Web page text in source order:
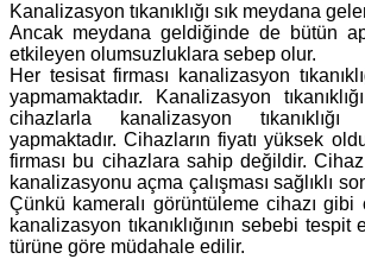
Kanalizasyon tıkanıklığı sık meydana
Ancak meydana geldiğinde de bütün
etkileyen olumsuzluklara sebep olur.
Her tesisat firması kanalizasyon
yapmamaktadır. Kanalizasyon
cihazlarla kanalizasyon tıkanıklığı
yapmaktadır. Cihazların fiyatı yüksek
firması bu cihazlara sahip değildir. Cihaz
kanalizasyonu açma çalışması sağlıklı
Çünkü kameralı görüntüleme cihazı
kanalizasyon tıkanıklığının sebebi tespit
türüne göre müdahale edilir.